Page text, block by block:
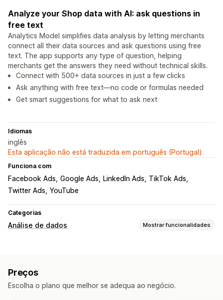
Analyze your Shop data with AI: ask questions in
free text
Analytics Model simplifies data analysis by letting merchants
connect all their data sources and ask questions using free
text. The app supports any type of question, helping
merchants get the answers they need without technical skills.
Connect with 500+ data sources in just a few clicks
Ask anything with free text—no code or formulas needed
Get smart suggestions for what to ask next
Idiomas
inglês
Esta aplicação não está traduzida em português (Portugal)
Funciona com
Facebook Ads Google Ads LinkedIn Ads
TikTok Ads
Twitter Ads YouTube
Categorias
Análise de dados Mostrar funcionalidades
Análise da fidelização
Preços
Escolha o plano que melhor se adequa ao negócio.